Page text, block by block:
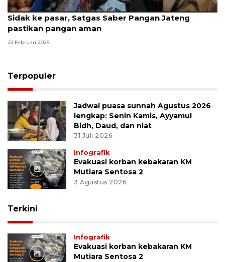
Sidak ke pasar, Satgas Saber Pangan Jateng
pastikan pangan aman
23 Februari 2026
Terpopuler
Jadwal puasa sunnah Agustus 2026
lengkap: Senin Kamis, Ayyamul
Bidh, Daud, dan niat
31 Juli 2026
Infografik
Evakuasi korban kebakaran KM
Mutiara Sentosa 2
3 Agustus 2026
Terkini
Infografik
Evakuasi korban kebakaran KM
Mutiara Sentosa 2